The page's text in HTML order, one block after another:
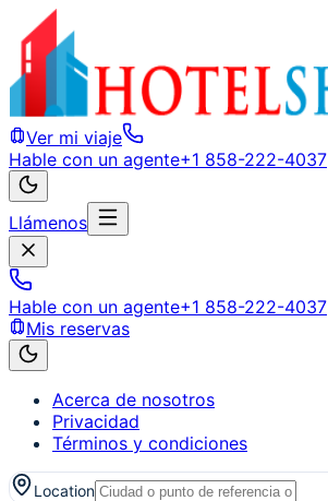
Ver mi viaje
Hable con un agente+1 858-222-4037
Llámenos
Hable con un agente+1 858-222-4037
Mis reservas
Acerca de nosotros
Privacidad
Términos y condiciones
Location